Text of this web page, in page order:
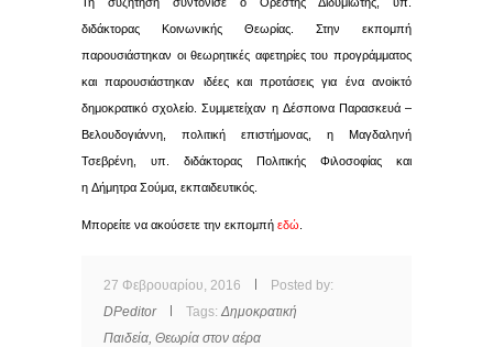
διδάκτορας Κοινωνικής Θεωρίας. Στην εκπομπή
παρουσιάστηκαν οι θεωρητικές αφετηρίες του προγράμματος
και παρουσιάστηκαν ιδέες και προτάσεις για ένα ανοiκτό
δημοκρατικό σχολείο. Συμμετείχαν η Δέσποινα Παρασκευά –
Βελουδογιάννη, πολιτική επιστήμονας, η Μαγδαληνή
Τσεβρένη, υπ. διδάκτορας Πολιτικής Φιλοσοφίας και
η Δήμητρα Σούμα, εκπαιδευτικός.
Μπορείτε να ακούσετε την εκπομπή εδώ
27 Φεβρουαρίου, 2016
Posted by:
DPeditor
Tags: Δημοκρατική
Παιδεία, Θεωρία στον αέρα